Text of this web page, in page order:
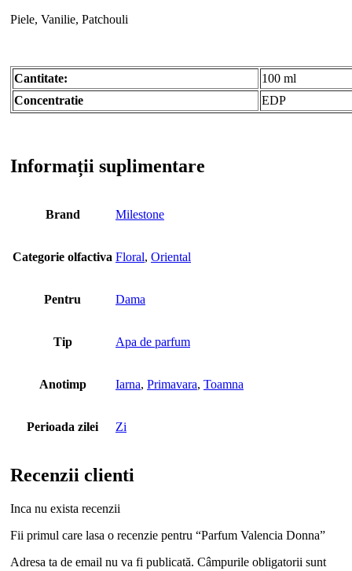
Piele, Vanilie, Patchouli
Cantitate:
100 ml
Concentratie
EDP
Informații suplimentare
Brand Milestone
Categorie olfactiva Floral, Oriental
Pentru Dama
Tip Apa de parfum
Anotimp Iarna, Primavara, Toamna
Perioada zilei Zi
Recenzii clienti
Inca nu exista recenzii
Fii primul care lasa o recenzie pentru “Parfum Valencia Donna”
Adresa ta de email nu va fi publicată. Câmpurile obligatorii sunt